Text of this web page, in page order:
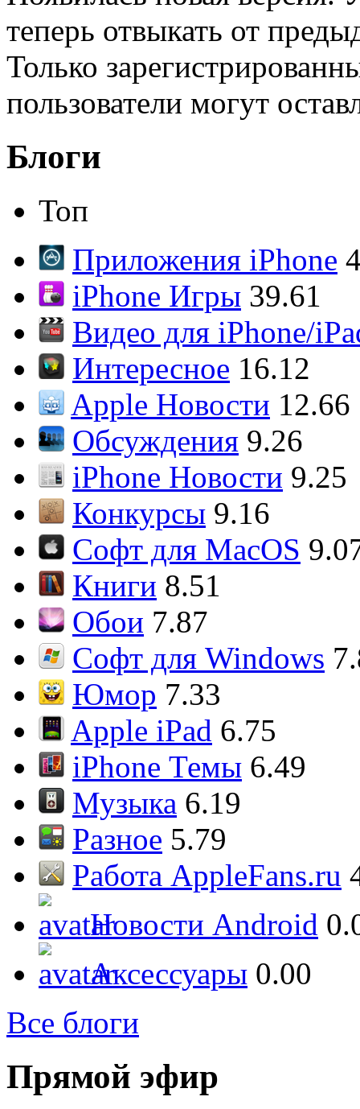
теперь отвыкать от
Только
пользователи могут
Блоги
Топ
Приложения iPhone
iPhone Игры 39.61
Видео для iPhone/
Интересное 16.12
Apple Новости 12.66
Обсуждения 9.26
iPhone Новости 9.25
Конкурсы 9.16
Софт для MacOS
Книги 8.51
Обои 7.87
Софт для Windows
Юмор 7.33
Apple iPad 6.75
iPhone Темы 6.49
Музыка 6.19
Разное 5.79
Работа AppleFans.ru
Новости Android
Аксессуары 0.00
Все блоги
Прямой эфир